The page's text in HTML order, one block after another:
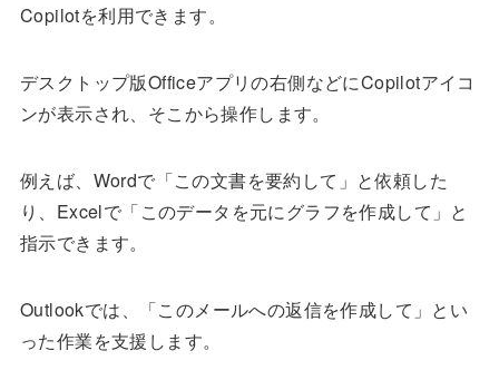
Copilotを利用できます。
デスクトップ版Officeアプリの右側などにCopilotアイコ
ンが表示され、そこから操作します。
例えば、Wordで「この文書を要約して」と依頼した
り、Excelで「このデータを元にグラフを作成して」と
指示できます。
Outlookでは、「このメールへの返信を作成して」とい
った作業を支援します。